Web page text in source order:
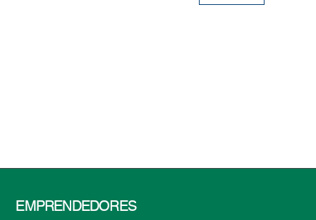
EMPRENDEDORES